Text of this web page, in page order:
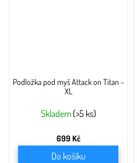
Podložka pod myš Attack on Titan -
XL
Skladem (>5 ks)
699 Kč
Do košíku